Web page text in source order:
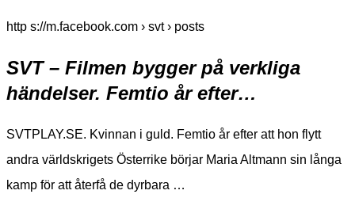
http s://m.facebook.com › svt › posts
SVT – Filmen bygger på verkliga
händelser. Femtio år efter…
SVTPLAY.SE. Kvinnan i guld. Femtio år efter att hon flytt
andra världskrigets Österrike börjar Maria Altmann sin långa
kamp för att återfå de dyrbara …